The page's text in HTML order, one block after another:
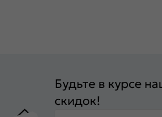
Будьте в курсе
скидок!